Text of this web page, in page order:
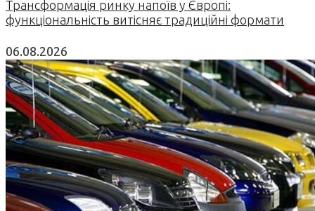
Трансформація ринку напоїв у Європі:
функціональність витісняє традиційні формати
06.08.2026